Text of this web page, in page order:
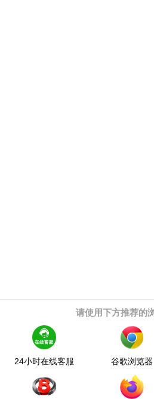
请使用下方推荐的
24小时在线客服 谷歌浏览器